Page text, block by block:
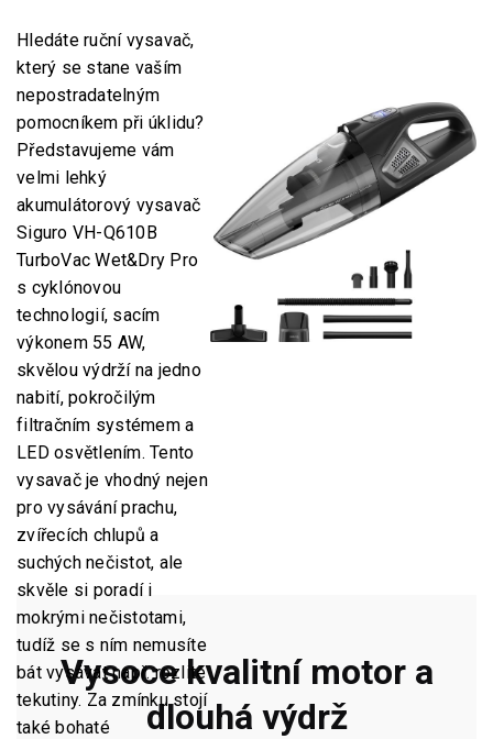
Hledáte ruční vysavač,
který se stane vaším
nepostradatelným
pomocníkem při úklidu?
Představujeme vám
velmi lehký
akumulátorový vysavač
Siguro VH-Q610B
TurboVac Wet&Dry Pro
s cyklónovou
technologií, sacím
výkonem 55 AW,
skvělou výdrží na jedno
nabití, pokročilým
filtračním systémem a
LED osvětlením. Tento
vysavač je vhodný nejen
pro vysávání prachu,
zvířecích chlupů a
suchých nečistot, ale
skvěle si poradí i
mokrými nečistotami,
tudíž se s ním nemusíte
bát vysávat např. rozlité
tekutiny. Za zmínku stojí
také bohaté
Vysoce kvalitní motor a
dlouhá výdrž